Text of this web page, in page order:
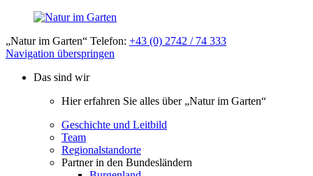
„Natur im Garten“ Telefon: +43 (0) 2742 / 74 333
Navigation überspringen
Das sind wir
Hier erfahren Sie alles über „Natur im Garten“
Geschichte und Leitbild
Team
Regionalstandorte
Partner in den Bundesländern